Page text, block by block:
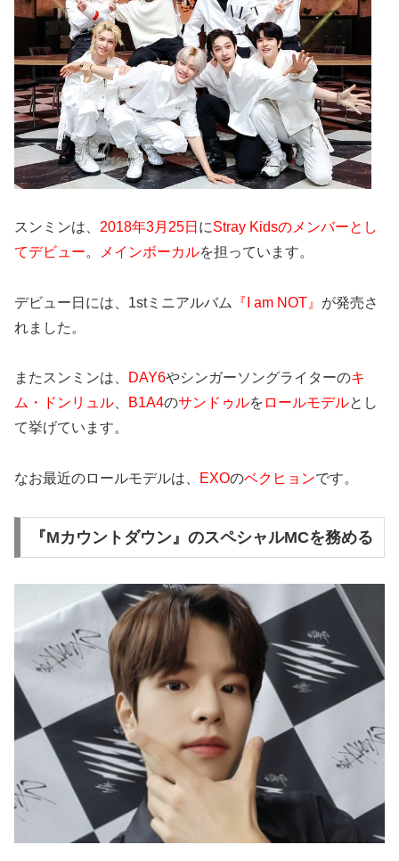
スンミンは、 2018年3月25日 にStray Kidsのメンバーとし
てデビュー。 メインボーカルを担っています。
デビュー日には、1stミニアルバム 『I am NOT』 が発売さ
れました。
またスンミンは、 DAY6やシンガーソングライターのキ
ム・ドンリュル、 B1A4のサンドゥルを ロールモデルとし
て挙げています。
なお最近のロールモデルは、 EXOのベクヒョンです。
『Mカウントダウン』のスペシャルMCを務める